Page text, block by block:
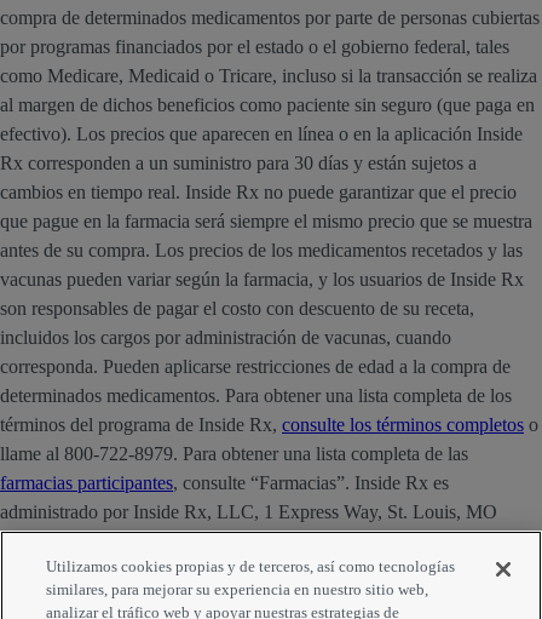
compra de determinados medicamentos por parte de personas cubiertas
por programas financiados por el estado o el gobierno federal, tales
como Medicare, Medicaid o Tricare, incluso si la transacción se realiza
al margen de dichos beneficios como paciente sin seguro (que paga en
efectivo). Los precios que aparecen en línea o en la aplicación Inside
Rx corresponden a un suministro para 30 días y están sujetos a
cambios en tiempo real. Inside Rx no puede garantizar que el precio
que pague en la farmacia será siempre el mismo precio que se muestra
antes de su compra. Los precios de los medicamentos recetados y las
vacunas pueden variar según la farmacia, y los usuarios de Inside Rx
son responsables de pagar el costo con descuento de su receta,
incluidos los cargos por administración de vacunas, cuando
corresponda. Pueden aplicarse restricciones de edad a la compra de
determinados medicamentos. Para obtener una lista completa de los
términos del programa de Inside Rx, consulte los términos completos o
llame al 800-722-8979. Para obtener una lista completa de las
farmacias participantes, consulte “Farmacias”. Inside Rx es
administrado por Inside Rx, LLC, 1 Express Way, St. Louis, MO
Strategic Development, Inc.
Utilizamos cookies propias y de terceros, así como tecnologías
similares, para mejorar su experiencia en nuestro sitio web,
analizar el tráfico web y apoyar nuestras estrategias de